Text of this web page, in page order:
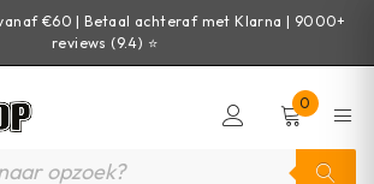
€60 | Betaal achteraf met Klarna | 9000+
reviews (9.4) ⭐
0